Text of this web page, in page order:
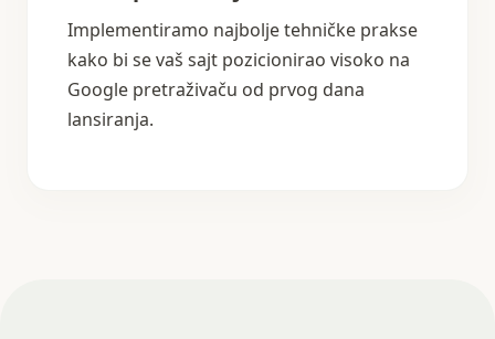
Implementiramo najbolje tehničke prakse
kako bi se vaš sajt pozicionirao visoko na
Google pretraživaču od prvog dana
lansiranja.